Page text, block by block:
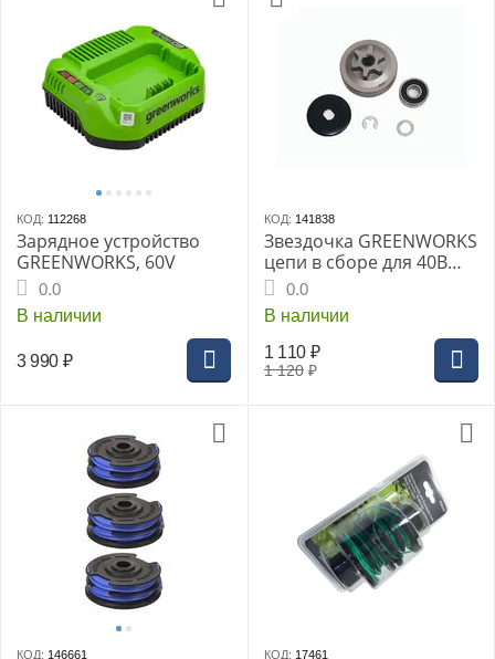
КОД: 112268
Зарядное устройство
GREENWORKS, 60V
0.0
В наличии
3 990 ₽
КОД: 141838
Звездочка GREENWORKS
цепи в сборе для 40В
2008807
0.0
В наличии
1 120 ₽
1 110 ₽
КОД: 146661 КОД: 17461